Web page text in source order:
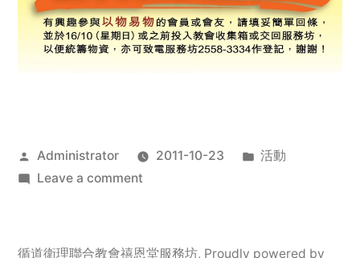
Posted
by
Administrator 2011-10-23
Posted
活動
Leave a commenton
服
循道衛理聯合教會禧恩堂服務坊, Proudly powered by